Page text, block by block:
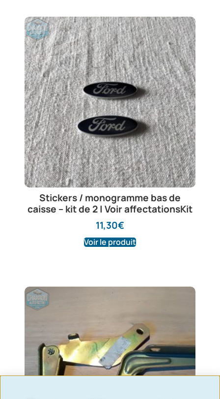
Stickers / monogramme bas de
caisse – kit de 2 | Voir affectationsKit
11,30€
Voir le produit